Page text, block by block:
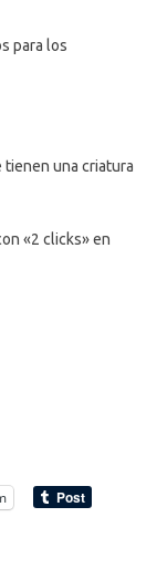
para los
tienen una criatura
«2 clicks» en